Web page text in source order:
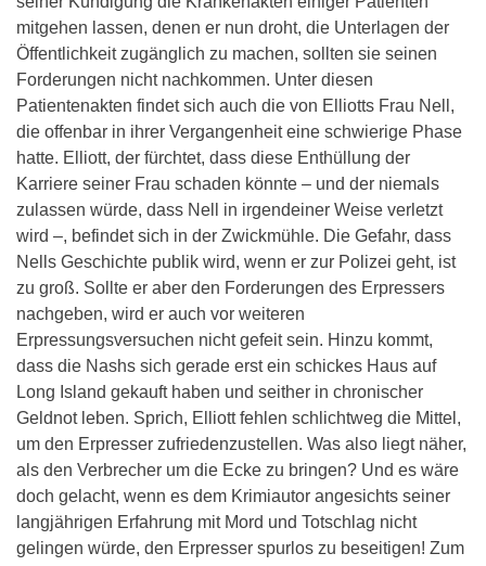
mitgehen lassen, denen er nun droht, die Unterlagen der
Öffentlichkeit zugänglich zu machen, sollten sie seinen
Forderungen nicht nachkommen. Unter diesen
Patientenakten findet sich auch die von Elliotts Frau Nell,
die offenbar in ihrer Vergangenheit eine schwierige Phase
hatte. Elliott, der fürchtet, dass diese Enthüllung der
Karriere seiner Frau schaden könnte – und der niemals
zulassen würde, dass Nell in irgendeiner Weise verletzt
wird –, befindet sich in der Zwickmühle. Die Gefahr, dass
Nells Geschichte publik wird, wenn er zur Polizei geht, ist
zu groß. Sollte er aber den Forderungen des Erpressers
nachgeben, wird er auch vor weiteren
Erpressungsversuchen nicht gefeit sein. Hinzu kommt,
dass die Nashs sich gerade erst ein schickes Haus auf
Long Island gekauft haben und seither in chronischer
Geldnot leben. Sprich, Elliott fehlen schlichtweg die Mittel,
um den Erpresser zufriedenzustellen. Was also liegt näher,
als den Verbrecher um die Ecke zu bringen? Und es wäre
doch gelacht, wenn es dem Krimiautor angesichts seiner
langjährigen Erfahrung mit Mord und Totschlag nicht
gelingen würde, den Erpresser spurlos zu beseitigen! Zum